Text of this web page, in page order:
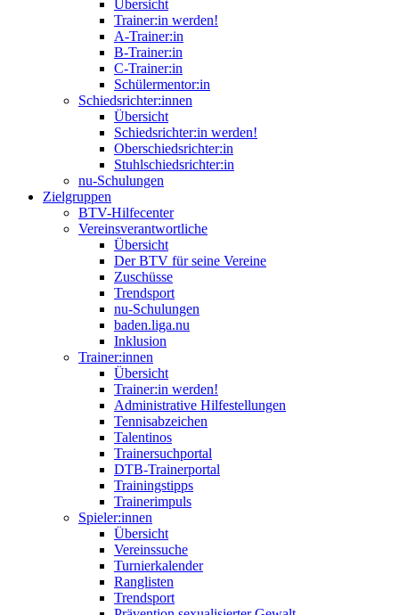
Übersicht
Trainer:in werden!
A-Trainer:in
B-Trainer:in
C-Trainer:in
Schülermentor:in
Schiedsrichter:innen
Übersicht
Schiedsrichter:in werden!
Oberschiedsrichter:in
Stuhlschiedsrichter:in
nu-Schulungen
Zielgruppen
BTV-Hilfecenter
Vereinsverantwortliche
Übersicht
Der BTV für seine Vereine
Zuschüsse
Trendsport
nu-Schulungen
baden.liga.nu
Inklusion
Trainer:innen
Übersicht
Trainer:in werden!
Administrative Hilfestellungen
Tennisabzeichen
Talentinos
Trainersuchportal
DTB-Trainerportal
Trainingstipps
Trainerimpuls
Spieler:innen
Übersicht
Vereinssuche
Turnierkalender
Ranglisten
Trendsport